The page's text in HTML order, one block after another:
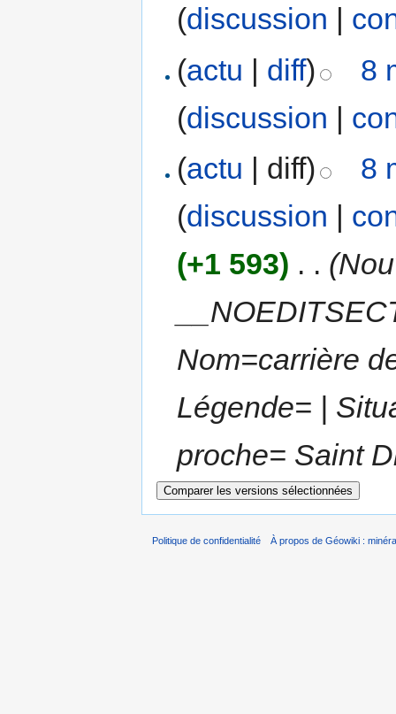
(discussion |
(actu | diff)
8
(discussion |
(actu | diff)
8
(discussion |
(+1 593) . .
Nom=carrière
Légende= |
proche= Saint
Politique de confidentialité À propos de Géowiki :